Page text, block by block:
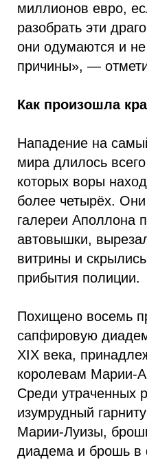
миллионов евро,
разобрать эти
они одумаются и
причины», —
Как произошла
Нападение на
мира длилось
которых воры
более четырёх.
галереи Аполлона
автовышки,
витрины и
прибытия полиции.
Похищено восемь
сапфировую
XIX века,
королевам Марии-
Среди утраченных
изумрудный
Марии-Луизы,
диадема и брошь в